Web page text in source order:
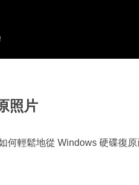
照片
何輕鬆地從 Windows 硬碟復